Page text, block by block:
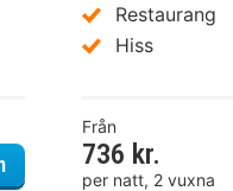
ibis Brive Centre
Restaurang
Hiss
Från
736 kr.
per natt, 2 vuxna